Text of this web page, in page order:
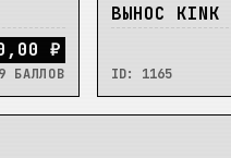
₽
БАЛЛОВ
НЕТ
ВЫНОС KINK
ID: 1165